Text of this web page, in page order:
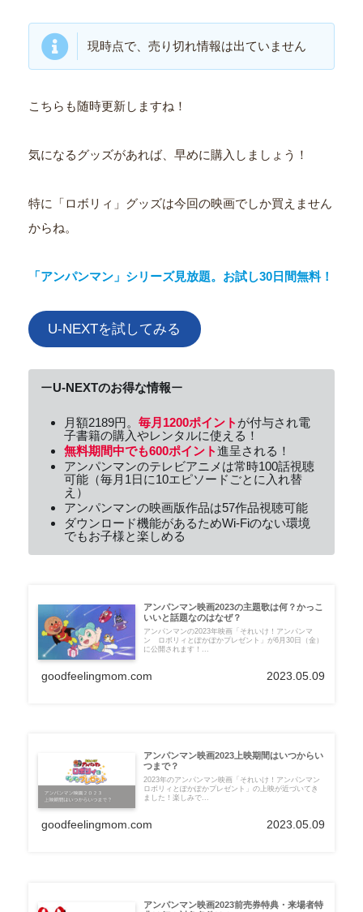
現時点で、売り切れ情報は出ていません
こちらも随時更新しますね！
気になるグッズがあれば、早めに購入しましょう！
特に「ロボリィ」グッズは今回の映画でしか買えません
からね。
「アンパンマン」シリーズ見放題。お試し30日間無料！
U-NEXTを試してみる
ーU-NEXTのお得な情報ー
月額2189円。 毎月1200ポイント が付与され電
子書籍の購入やレンタルに使える！
無料期間中でも600ポイント進呈される！
アンパンマンのテレビアニメは常時100話視聴
可能（毎月1日に10エピソードごとに入れ替
え）
アンパンマンの映画版作品は57作品視聴可能
ダウンロード機能があるためWi-Fiのない環境
でもお子様と楽しめる
アンパンマン映画2023の主題歌は何？かっこ
いいと話題なのはなぜ？
アンパンマンの2023年映画「それいけ！アンパンマ
ン ロボリィとぽかぽかプレゼント」が6月30日（金）
に公開されます！...
goodfeelingmom.com 2023.05.09
アンパンマン映画2023上映期間はいつからい
つまで？
2023年のアンパンマン映画「それいけ！アンパンマン
ロボリィとぽかぽかプレゼント」の上映が近づいてき
ました！楽しみで...
goodfeelingmom.com 2023.05.09
アンパンマン映画2023前売券特典・来場者特